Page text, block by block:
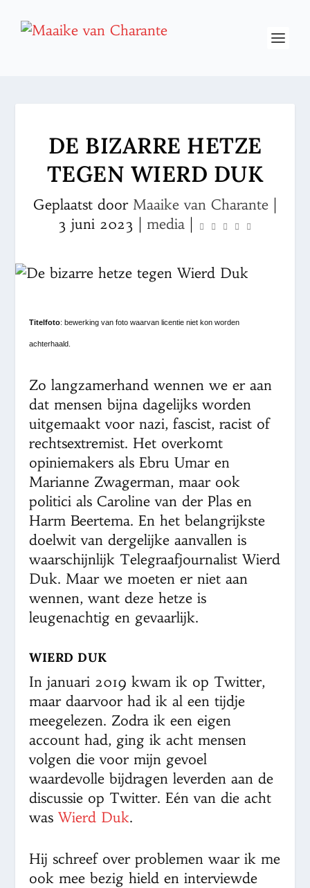
DE BIZARRE HETZE
TEGEN WIERD DUK
Geplaatst door Maaike van Charante
3 juni 2023
media
Titelfoto: bewerking van foto waarvan licentie niet kon worden
achterhaald.
Zo langzamerhand wennen we er aan
dat mensen bijna dagelijks worden
uitgemaakt voor nazi, fascist, racist of
rechtsextremist. Het overkomt
opiniemakers als Ebru Umar en
Marianne Zwagerman, maar ook
politici als Caroline van der Plas en
Harm Beertema. En het belangrijkste
doelwit van dergelijke aanvallen is
waarschijnlijk Telegraafjournalist Wierd
Duk. Maar we moeten er niet aan
wennen, want deze hetze is
leugenachtig en gevaarlijk.
WIERD DUK
In januari 2019 kwam ik op Twitter,
maar daarvoor had ik al een tijdje
meegelezen. Zodra ik een eigen
account had, ging ik acht mensen
volgen die voor mijn gevoel
waardevolle bijdragen leverden aan de
discussie op Twitter. Eén van die acht
wasWierd Duk.
Hij schreef over problemen waar ik me
ook mee bezig hield en interviewde